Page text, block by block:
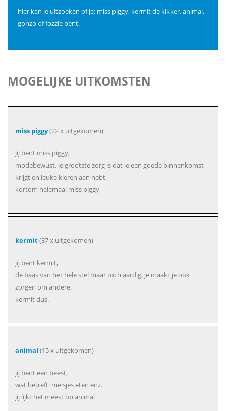
hier kan je uitzoeken of je: miss piggy, kermit de kikker, animal,
gonzo of fozzie bent.
MOGELIJKE UITKOMSTEN
miss piggy(22 x uitgekomen)
jij bent miss piggy,
modebewust, je grootste zorg is dat je een goede binnenkomst
krijgt en leuke kleren aan hebt.
kortom helemaal miss piggy
kermit(87 x uitgekomen)
jij bent kermit,
de baas van het hele stel maar toch aardig, je maakt je ook
zorgen om andere.
kermit dus.
animal (15 x uitgekomen)
jij bent een beest,
wat betreft: meisjes eten enz.
jij lijkt het meest op animal